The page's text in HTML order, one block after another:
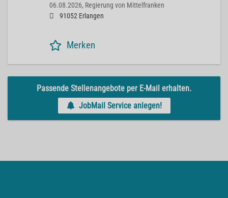
06.08.2026, Regierung von Mittelfranken
91052 Erlangen
Merken
Passende Stellenangebote per E-Mail erhalten.
JobMail Service anlegen!